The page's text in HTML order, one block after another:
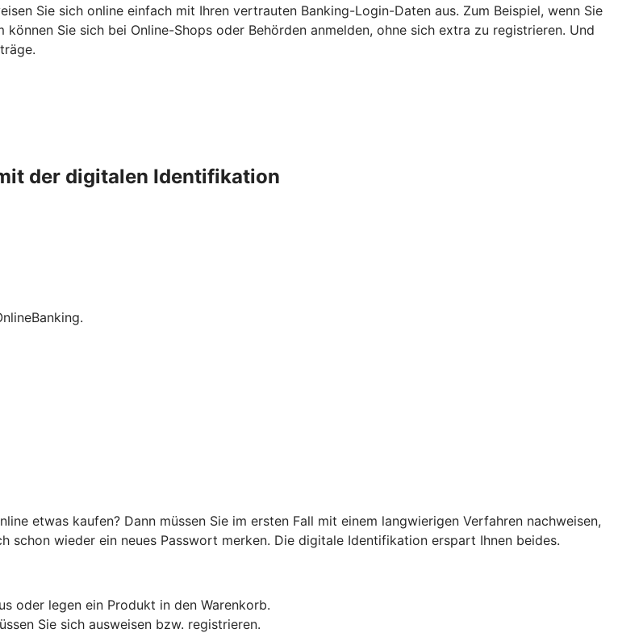
Sie sich online einfach mit Ihren vertrauten Banking-Login-Daten aus. Zum Beispiel, wenn Sie
Sie sich bei Online-Shops oder Behörden anmelden, ohne sich extra zu registrieren. Und
der digitalen Identifikation
etwas kaufen? Dann müssen Sie im ersten Fall mit einem langwierigen Verfahren nachweisen,
schon wieder ein neues Passwort merken. Die digitale Identifikation erspart Ihnen beides.
oder legen ein Produkt in den Warenkorb.
Sie sich ausweisen bzw. registrieren.